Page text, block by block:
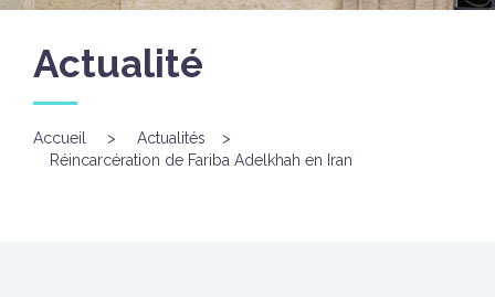
Actualité
Accueil > Actualités
>
Réincarcération de Fariba Adelkhah en Iran